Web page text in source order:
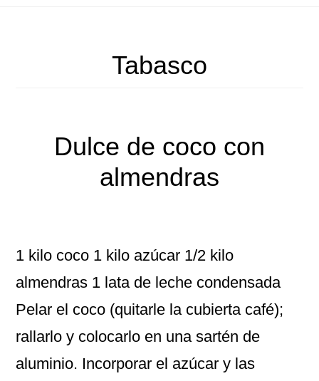
Tabasco
Dulce de coco con
almendras
1 kilo coco 1 kilo azúcar 1/2 kilo
almendras 1 lata de leche condensada
Pelar el coco (quitarle la cubierta café);
rallarlo y colocarlo en una sartén de
aluminio. Incorporar el azúcar y las